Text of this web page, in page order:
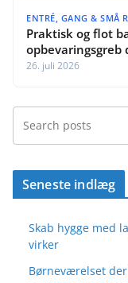
ENTRÉ, GANG & SMÅ
Praktisk og flot
opbevaringsgreb
26. juli 2026
Seneste indlæg
Skab hygge med
virker
Børneværelset